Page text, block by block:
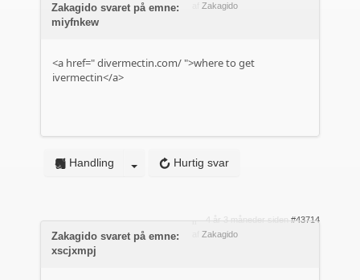
Zakagido
Zakagido svaret på emne:
miyfnkew
<a href="divermectin.com/ ">where to get
ivermectin</a>
Hurtig svar
Handling
4 år 3 måneder siden #43714
Zakagido
Zakagido svaret på emne:
xscjxmpj